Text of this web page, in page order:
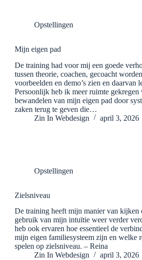
Opstellingen
Mijn eigen pad
De training had voor mij een goede
tussen theorie, coachen, gecoacht
voorbeelden en demo’s zien en daarvan
Persoonlijk heb ik meer ruimte gekregen
bewandelen van mijn eigen pad door
zaken terug te geven die…
Zin In Webdesign
april 3, 2026
Opstellingen
Zielsniveau
De training heeft mijn manier van kijken
gebruik van mijn intuïtie weer verder
heb ook ervaren hoe essentieel de
mijn eigen familiesysteem zijn en welke
spelen op zielsniveau. – Reina
Zin In Webdesign
april 3, 2026